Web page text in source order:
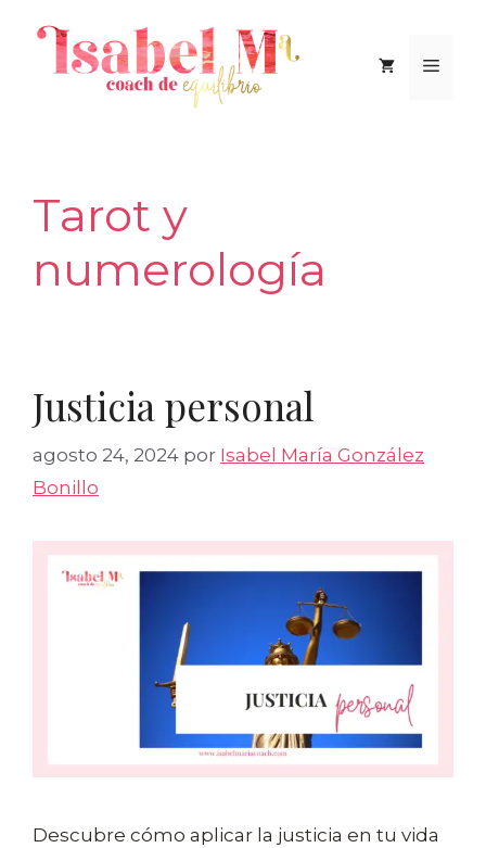
contenido
Menú
Tarot y
numerología
Justicia personal
agosto 24, 2024 por Isabel María González
Bonillo
Descubre cómo aplicar la justicia en tu vida